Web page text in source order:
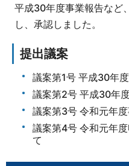
平成30年度事業報告など
し、承認しました。
提出議案
議案第1号 平成30年
議案第2号 平成30年
議案第3号 令和元年
議案第4号 令和元年
て